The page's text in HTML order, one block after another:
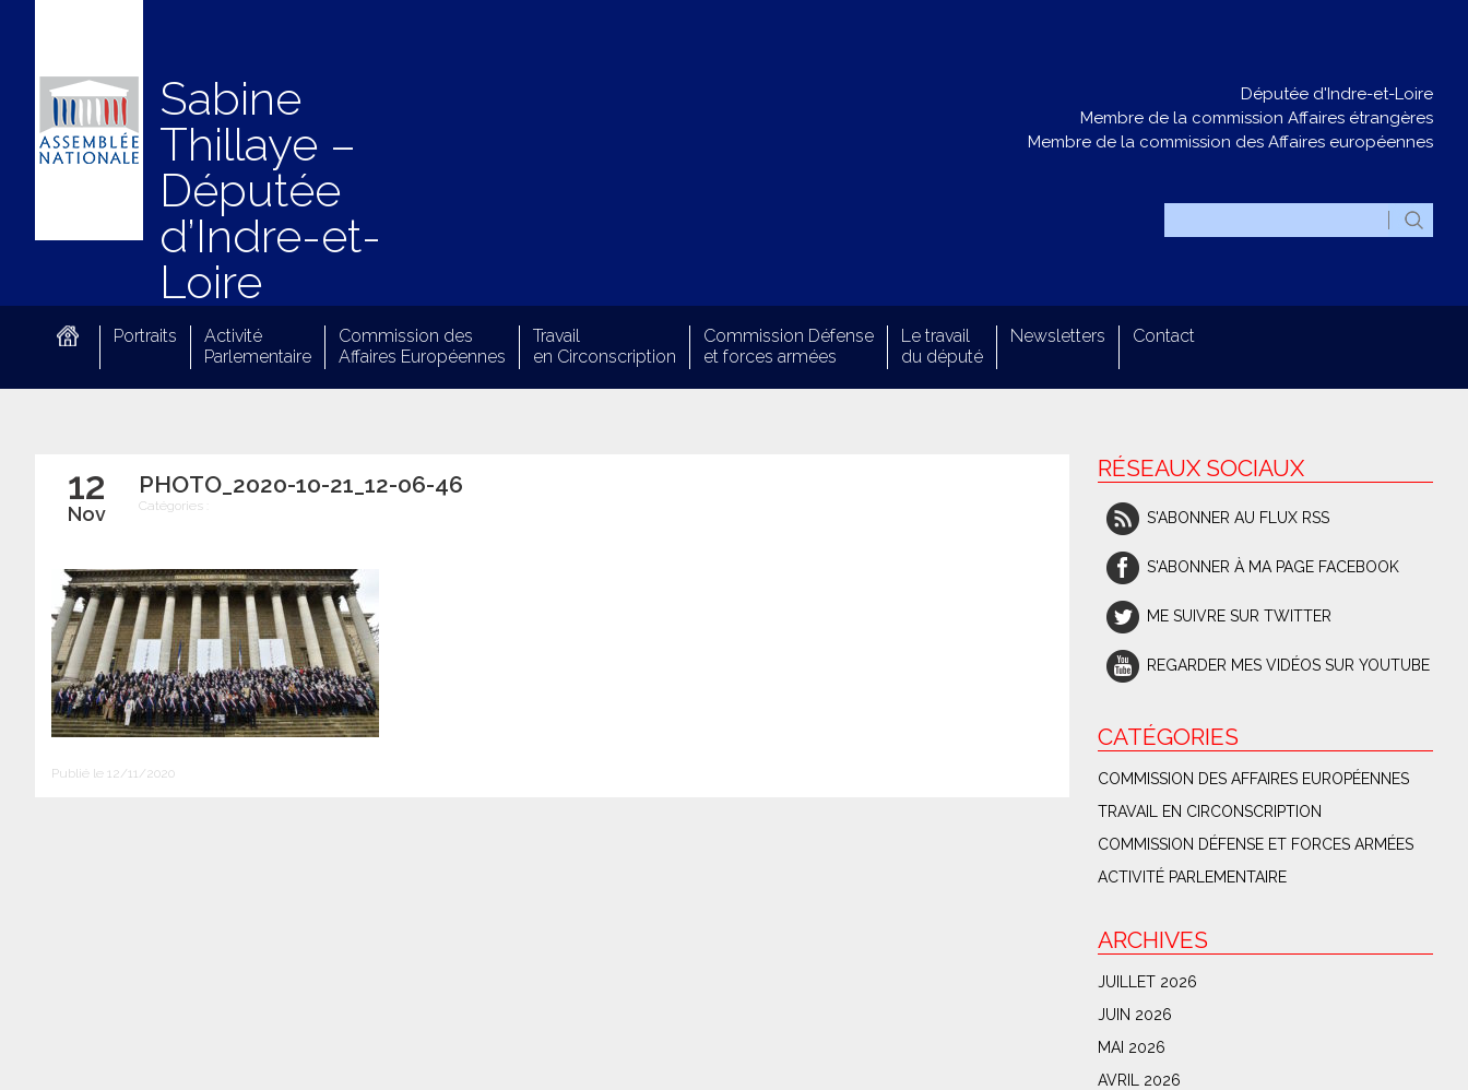
Sabine
Thillaye –
Députée
d’Indre-et-
Loire
Députée d'Indre-et-Loire
Membre de la commission Affaires étrangères
Membre de la commission des Affaires européennes
Portraits
Activité
Parlementaire
Commission des
Affaires Européennes
Travail
en Circonscription
Commission Défense
et forces armées
Le travail
du député
Newsletters Contact
12
Nov
PHOTO_2020-10-21_12-06-46
Catégories :
Publié le 12/11/2020
RÉSEAUX SOCIAUX
S'ABONNER AU FLUX RSS
S'ABONNER À MA PAGE FACEBOOK
ME SUIVRE SUR TWITTER
REGARDER MES VIDÉOS SUR YOUTUBE
CATÉGORIES
COMMISSION DES AFFAIRES EUROPÉENNES
TRAVAIL EN CIRCONSCRIPTION
COMMISSION DÉFENSE ET FORCES ARMÉES
ACTIVITÉ PARLEMENTAIRE
ARCHIVES
JUILLET 2026
JUIN 2026
MAI 2026
AVRIL 2026